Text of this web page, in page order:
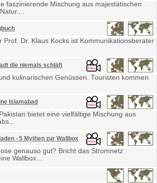
faszinierende Mischung aus majestätischen
Prof. Dr. Klaus Kocks ist Kommunikationsberater
die niemals schläft
kulinarischen Genüssen. Touristen kommen
Islamabad
bietet eine vielfältige Mischung aus
- 5 Mythen zur Wallbox
genauso gut? Bricht das Stromnetz
Wallbox...